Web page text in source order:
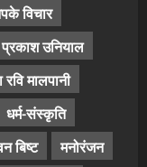
विचार
उनियाल
रवि मालपानी
धर्म-संस्कृति
बिष्ट
मनोरंजन